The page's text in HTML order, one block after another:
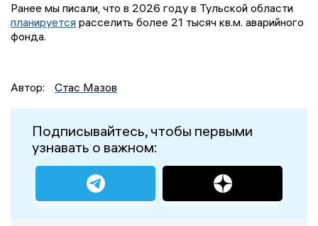
Ранее мы писали, что в 2026 году в Тульской области
планируется расселить более 21 тысяч кв.м. аварийного
фонда.
Автор: Стас Мазов
Подписывайтесь, чтобы первыми
узнавать о важном: